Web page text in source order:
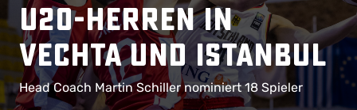
U20-Herren in
Vechta und Istanbul
Head Coach Martin Schiller nominiert 18 Spieler